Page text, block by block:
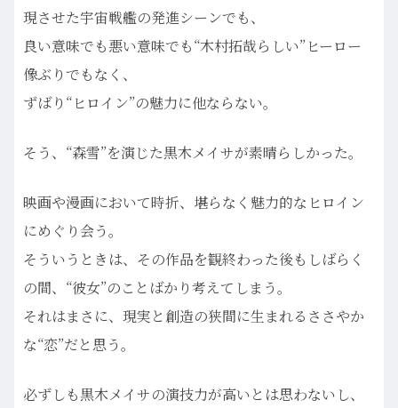
現させた宇宙戦艦の発進シーンでも、
良い意味でも悪い意味でも“木村拓哉らしい”ヒーロー
像ぶりでもなく、
ずばり“ヒロイン”の魅力に他ならない。
そう、“森雪”を演じた黒木メイサが素晴らしかった。
映画や漫画において時折、堪らなく魅力的なヒロイン
にめぐり会う。
そういうときは、その作品を観終わった後もしばらく
の間、“彼女”のことばかり考えてしまう。
それはまさに、現実と創造の狭間に生まれるささやか
な“恋”だと思う。
必ずしも黒木メイサの演技力が高いとは思わないし、